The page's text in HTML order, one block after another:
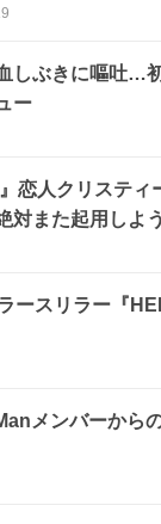
しぶきに嘔吐…
ー
恋人クリステ
対また起用しよ
ースリラー『
メンバーか